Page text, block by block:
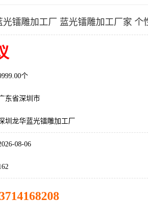
光镭雕加工厂 蓝光镭雕加工厂家 个
个
东省深圳市
圳龙华蓝光镭雕加工厂
08-06